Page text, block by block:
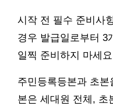
시작 전 필수 준비사
경우 발급일로부터 3
일찍 준비하지 마세
주민등록등본과 초
본은 세대원 전체, 초